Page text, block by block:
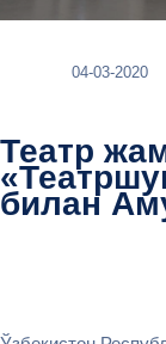
04-03-2020
Театр
билан